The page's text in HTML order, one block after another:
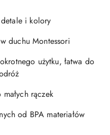
i kolory
duchu Montessori
użytku, łatwa do
rączek
od BPA materiałów